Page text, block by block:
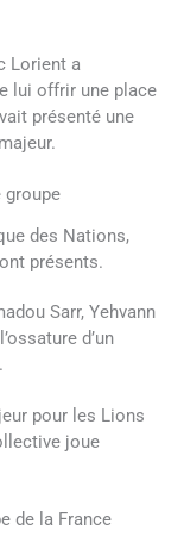
Lorient a
lui offrir une place
présenté une
groupe
des Nations,
présents.
Sarr, Yehvann
d’un
pour les Lions
joue
de la France